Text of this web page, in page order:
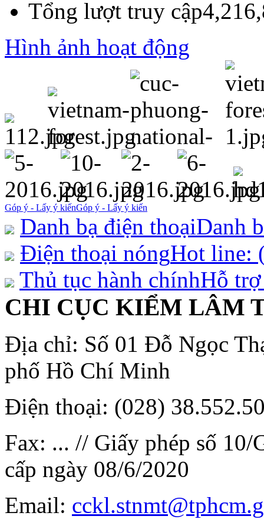
Tổng lượt truy cập
Hình ảnh hoạt động
Góp ý - Lấy ý kiếnGóp ý - Lấy ý kiến
Danh bạ điện thoạiDanh
Điện thoại nóngHot line:
Thủ tục hành chínhHỗ
CHI CỤC KIỂM LÂM
Địa chỉ: Số 01 Đỗ Ngọc
phố Hồ Chí Minh
Điện thoại: (028)
Fax: ... // Giấy phép số
cấp ngày 08/6/2020
Email: